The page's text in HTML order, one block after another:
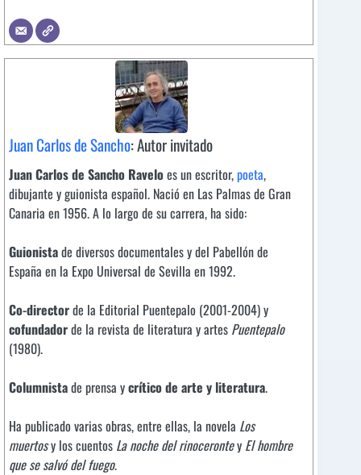
Juan Carlos de Sancho: Autor invitado
Juan Carlos de Sancho Ravelo es un escritor,poeta,
dibujante y guionista español. Nació en Las Palmas de Gran
Canaria en 1956. A lo largo de su carrera, ha sido:
Guionistade diversos documentales y del Pabellón de
España en la Expo Universal de Sevilla en 1992.
Co-directorde la Editorial Puentepalo (2001-2004) y
cofundadorde la revista de literatura y artes Puentepalo
(1980).
Columnistade prensa ycrítico de arte y literatura.
Ha publicado varias obras, entre ellas, la novela Los
muertosy los cuentos La noche del rinocerontey El hombre
que se salvó del fuego.